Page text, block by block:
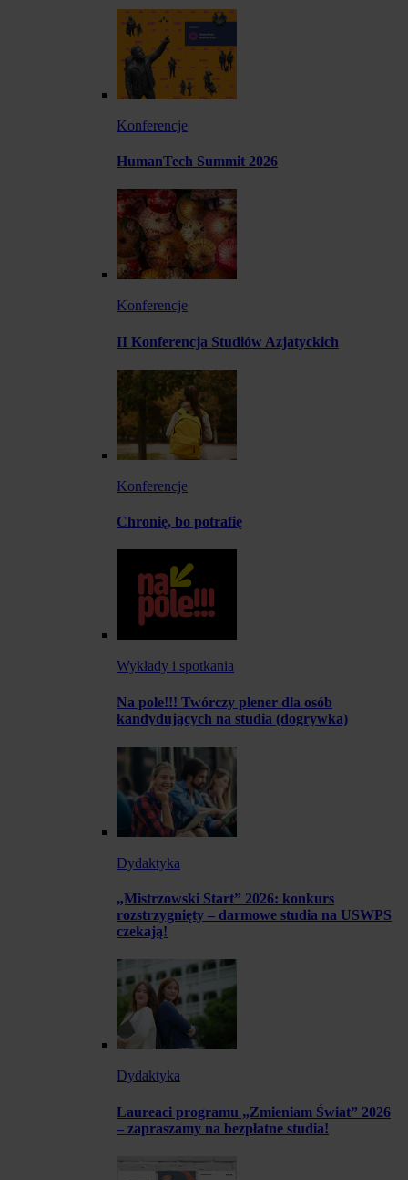
Konferencje
HumanTech Summit 2026
Konferencje
II Konferencja Studiów Azjatyckich
Konferencje
Chronię, bo potrafię
Wykłady i spotkania
Na pole!!! Twórczy plener dla osób
kandydujących na studia (dogrywka)
Dydaktyka
„Mistrzowski Start” 2026: konkurs
rozstrzygnięty – darmowe studia na USWPS
czekają!
Dydaktyka
Laureaci programu „Zmieniam Świat” 2026
– zapraszamy na bezpłatne studia!